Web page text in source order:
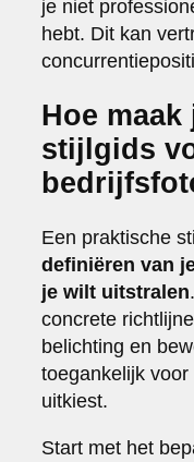
je niet
hebt. Dit kan
Hoe
stijlgids
Een praktische
definiëren van
je wilt uitstralen
concrete
belichting en
toegankelijk voor
uitkiest.
Start met het